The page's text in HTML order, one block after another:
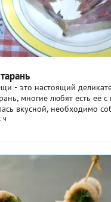
- это настоящий
многие любят есть её
вкусной, необходимо
ч